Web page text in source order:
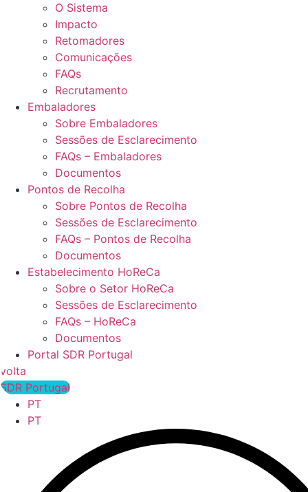
O Sistema
Impacto
Retomadores
Comunicações
FAQs
Recrutamento
Embaladores
Sobre Embaladores
Sessões de Esclarecimento
FAQs – Embaladores
Documentos
Pontos de Recolha
Sobre Pontos de Recolha
Sessões de Esclarecimento
FAQs – Pontos de Recolha
Documentos
Estabelecimento HoReCa
Sobre o Setor HoReCa
Sessões de Esclarecimento
FAQs – HoReCa
Documentos
Portal SDR Portugal
volta
SDR Portugal
PT
PT